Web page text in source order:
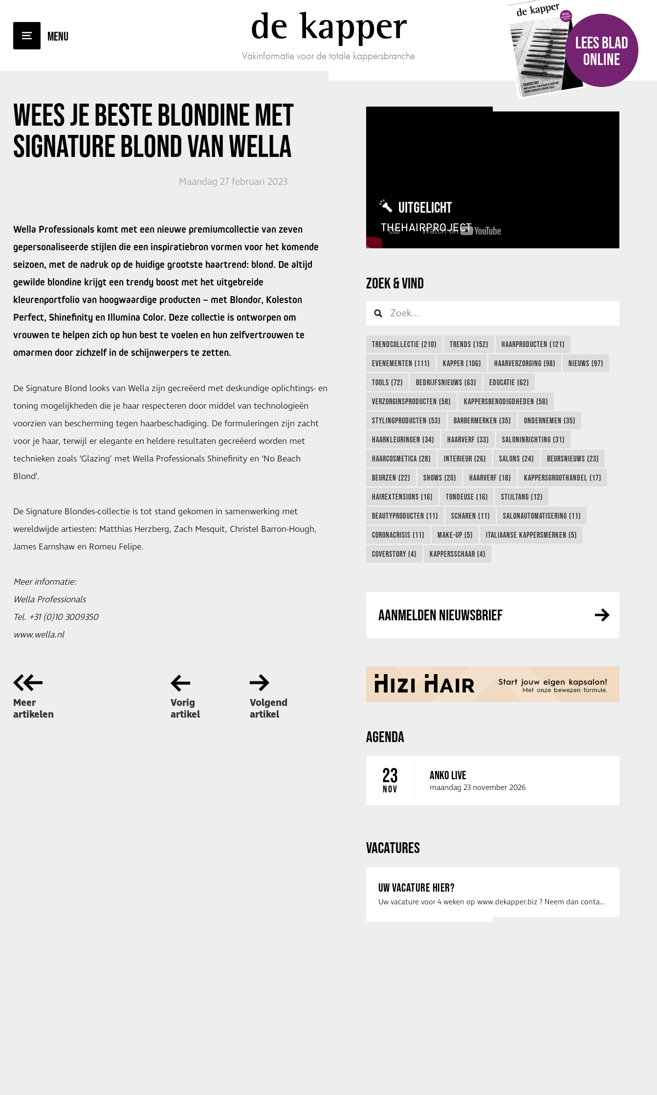
de kapper
Vakinformatie voor de totale kappersbranche
LEES BLAD
ONLINE
WEES JE BESTE BLONDINE MET
SIGNATURE BLOND VAN WELLA
Maandag 27 februari 2023
Wella Professionals komt met een nieuwe premiumcollectie van zeven
gepersonaliseerde stijlen die een inspiratiebron vormen voor het komende
seizoen, met de nadruk op de huidige grootste haartrend: blond. De altijd
gewilde blondine krijgt een trendy boost met het uitgebreide
kleurenportfolio van hoogwaardige producten – met Blondor, Koleston
Perfect, Shinefinity en Illumina Color. Deze collectie is ontworpen om
vrouwen te helpen zich op hun best te voelen en hun zelfvertrouwen te
omarmen door zichzelf in de schijnwerpers te zetten.
De Signature Blond looks van Wella zijn gecreëerd met deskundige oplichtings- en
toning mogelijkheden die je haar respecteren door middel van technologieën
voorzien van bescherming tegen haarbeschadiging. De formuleringen zijn zacht
voor je haar, terwijl er elegante en heldere resultaten gecreëerd worden met
technieken zoals ‘Glazing’ met Wella Professionals Shinefinity en ‘No Beach
Blond’.
De Signature Blondes-collectie is tot stand gekomen in samenwerking met
wereldwijde artiesten: Matthias Herzberg, Zach Mesquit, Christel Barron-Hough,
James Earnshaw en Romeu Felipe.
Meer informatie:
Wella Professionals
Tel. +31 (0)10 3009350
www.wella.nl
Meer
artikelen
Vorig
artikel
Volgend
artikel
UITGELICHT
THEHAIRPROJECT
ZOEK & VIND
TRENDCOLLECTIE (210) TRENDS (152) HAARPRODUCTEN (121)
EVENEMENTEN (111) KAPPER (106) HAARVERZORGING (98) NIEUWS (97)
TOOLS (72) BEDRIJFSNIEUWS (63) EDUCATIE (62)
VERZORGINSPRODUCTEN (58) KAPPERSBENODIGDHEDEN (58)
STYLINGPRODUCTEN (53) BARBERMERKEN (35) ONDERNEMEN (35)
HAARKLEURINGEN (34) HAARVERF (33) SALONINRICHTING (31)
HAARCOSMETICA (28) INTERIEUR (26) SALONS (24) BEURSNIEUWS (23)
BEURZEN (22) SHOWS (20) HAARVERF (18) KAPPERSGROOTHANDEL (17)
HAIREXTENSIONS (16) TONDEUSE (16) STIJLTANG (12)
BEAUTYPRODUCTEN (11) SCHAREN (11) SALONAUTOMATISERING (11)
CORONACRISIS (11) MAKE-UP (5) ITALIAANSE KAPPERSMERKEN (5)
COVERSTORY (4) KAPPERSSCHAAR (4)
AANMELDEN NIEUWSBRIEF
AGENDA
23
NOV
ANKO LIVE
maandag 23 november 2026
VACATURES
UW VACATURE HIER?
Uw vacature voor 4 weken op www.dekapper.biz ? Neem dan contact op met Maaike …